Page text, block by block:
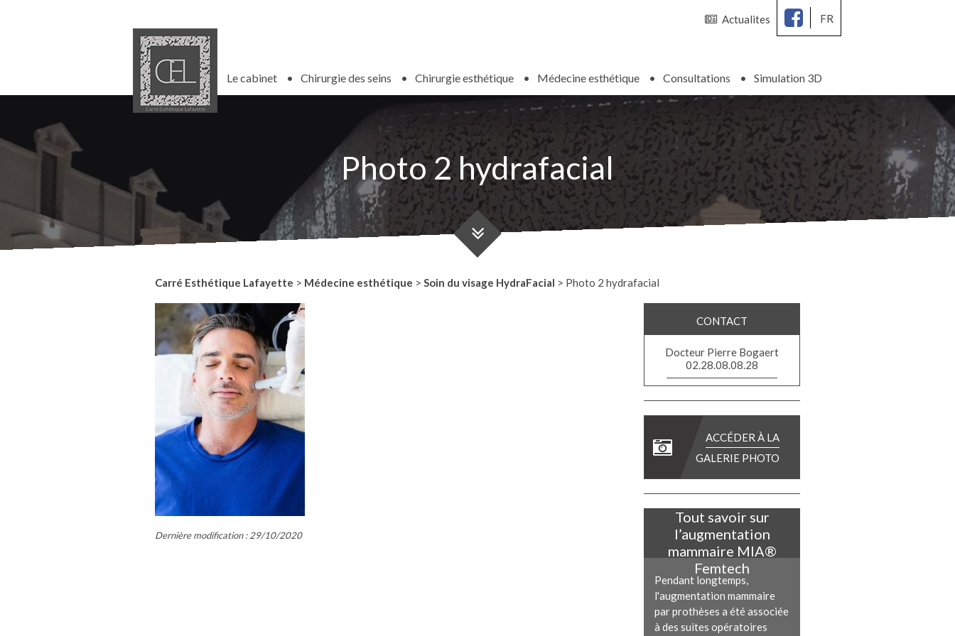
Actualites FR
Le cabinet Chirurgie des seins Chirurgie esthétique Médecine esthétique Consultations Simulation 3D
Photo 2 hydrafacial
Carré Esthétique Lafayette > Médecine esthétique > Soin du visage HydraFacial > Photo 2 hydrafacial
Dernière modification : 29/10/2020
CONTACT
Docteur Pierre Bogaert
02.28.08.08.28
ACCÉDER À LA
GALERIE PHOTO
Tout savoir sur
l’augmentation
mammaire MIA®
Femtech
Pendant longtemps,
l'augmentation mammaire
par prothèses a été associée
à des suites opératoires